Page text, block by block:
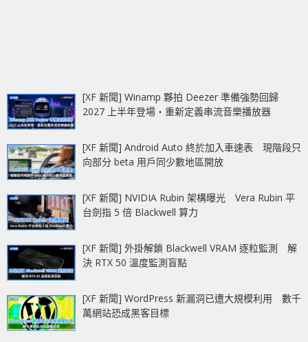
[XF 新聞] Winamp 夥拍 Deezer 準備強勢回歸
2027 上半年登場‧重新定義串流音樂播放器
[XF 新聞] Android Auto 終於加入車速表 現階段只
向部分 beta 用戶同少數地區開放
[XF 新聞] NVIDIA Rubin 架構曝光 Vera Rubin 平
台劍指 5 倍 Blackwell 算力
[XF 新聞] 外掛解鎖 Blackwell VRAM 逐粒監測 解
決 RTX 50 溫度監測盲點
[XF 新聞] WordPress 新漏洞已遭大規模利用 數千
萬網站恐成黑客目標